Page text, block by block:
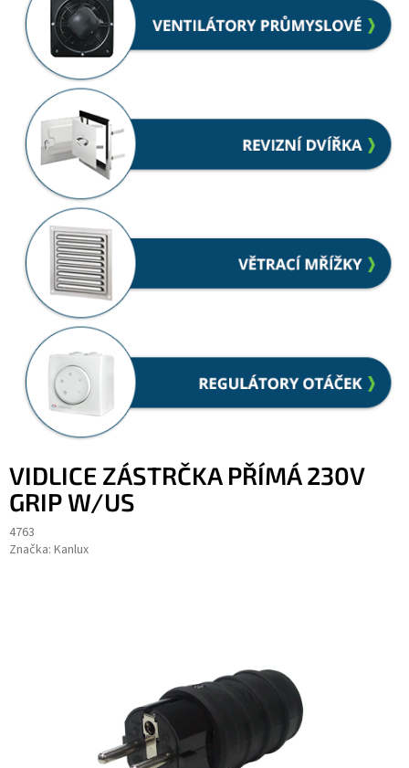
VIDLICE ZÁSTRČKA PŘÍMÁ 230V
GRIP W/US
4763
Značka: Kanlux